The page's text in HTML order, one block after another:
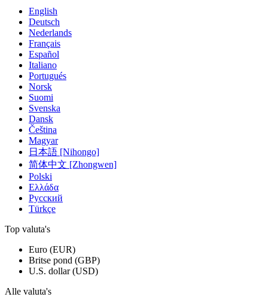
English
Deutsch
Nederlands
Français
Español
Italiano
Portugués
Norsk
Suomi
Svenska
Dansk
Čeština
Magyar
日本語 [Nihongo]
简体中文 [Zhongwen]
Polski
Ελλάδα
Русский
Türkçe
Top valuta's
Euro (EUR)
Britse pond (GBP)
U.S. dollar (USD)
Alle valuta's